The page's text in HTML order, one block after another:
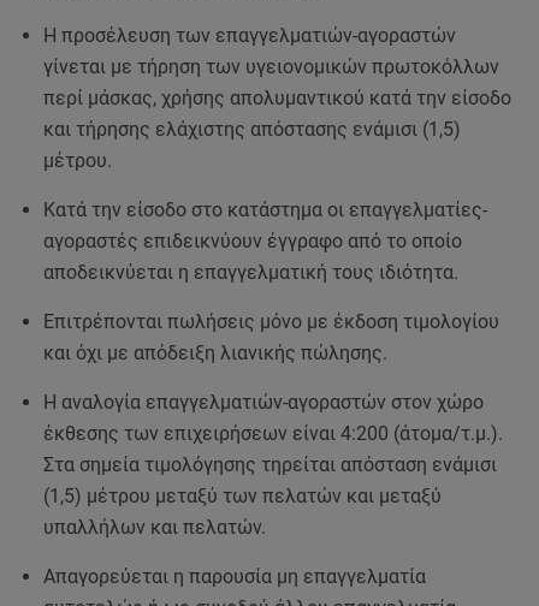
Η προσέλευση των επαγγελματιών-αγοραστών
γίνεται με τήρηση των υγειονομικών πρωτοκόλλων
περί μάσκας, χρήσης απολυμαντικού κατά την είσοδο
και τήρησης ελάχιστης απόστασης ενάμισι (1,5)
μέτρου.
Κατά την είσοδο στο κατάστημα οι επαγγελματίες-
αγοραστές επιδεικνύουν έγγραφο από το οποίο
αποδεικνύεται η επαγγελματική τους ιδιότητα.
Επιτρέπονται πωλήσεις μόνο με έκδοση τιμολογίου
και όχι με απόδειξη λιανικής πώλησης.
Η αναλογία επαγγελματιών-αγοραστών στον χώρο
έκθεσης των επιχειρήσεων είναι 4:200 (άτομα/τ.μ.).
Στα σημεία τιμολόγησης τηρείται απόσταση ενάμισι
(1,5) μέτρου μεταξύ των πελατών και μεταξύ
υπαλλήλων και πελατών.
Απαγορεύεται η παρουσία μη επαγγελματία